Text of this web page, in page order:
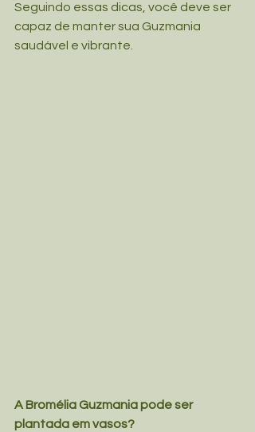
Seguindo essas dicas, você deve ser
capaz de manter sua Guzmania
saudável e vibrante.
A Bromélia Guzmania pode ser
plantada em vasos?